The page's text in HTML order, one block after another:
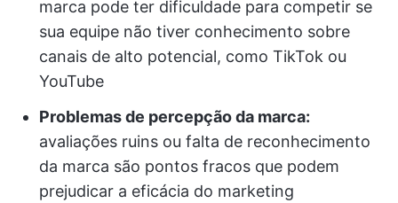
marca pode ter dificuldade para competir se
sua equipe não tiver conhecimento sobre
canais de alto potencial, como TikTok ou
YouTube
Problemas de percepção da marca:
avaliações ruins ou falta de reconhecimento
da marca são pontos fracos que podem
prejudicar a eficácia do marketing